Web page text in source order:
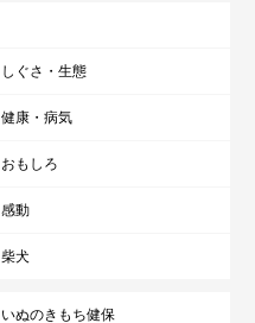
しぐさ・生態
健康・病気
おもしろ
感動
柴犬
いぬのきもち健保